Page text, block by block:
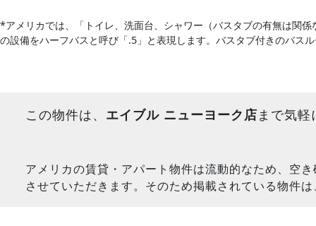
*アメリカでは、「トイレ、洗面台、シャワー（バスタブの有無は関
の設備をハーフバスと呼び「.5」と表現します。バスタブ付きのバス
この物件は、 エイブル ニューヨーク店 まで気
アメリカの賃貸・アパート物件は流動的なため、空
させていただきます。そのため掲載されている物件